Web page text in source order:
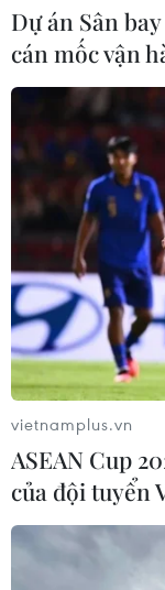
Dự án Sân
cán mốc vận
vietnamplus.vn
ASEAN Cup
của đội tuyển